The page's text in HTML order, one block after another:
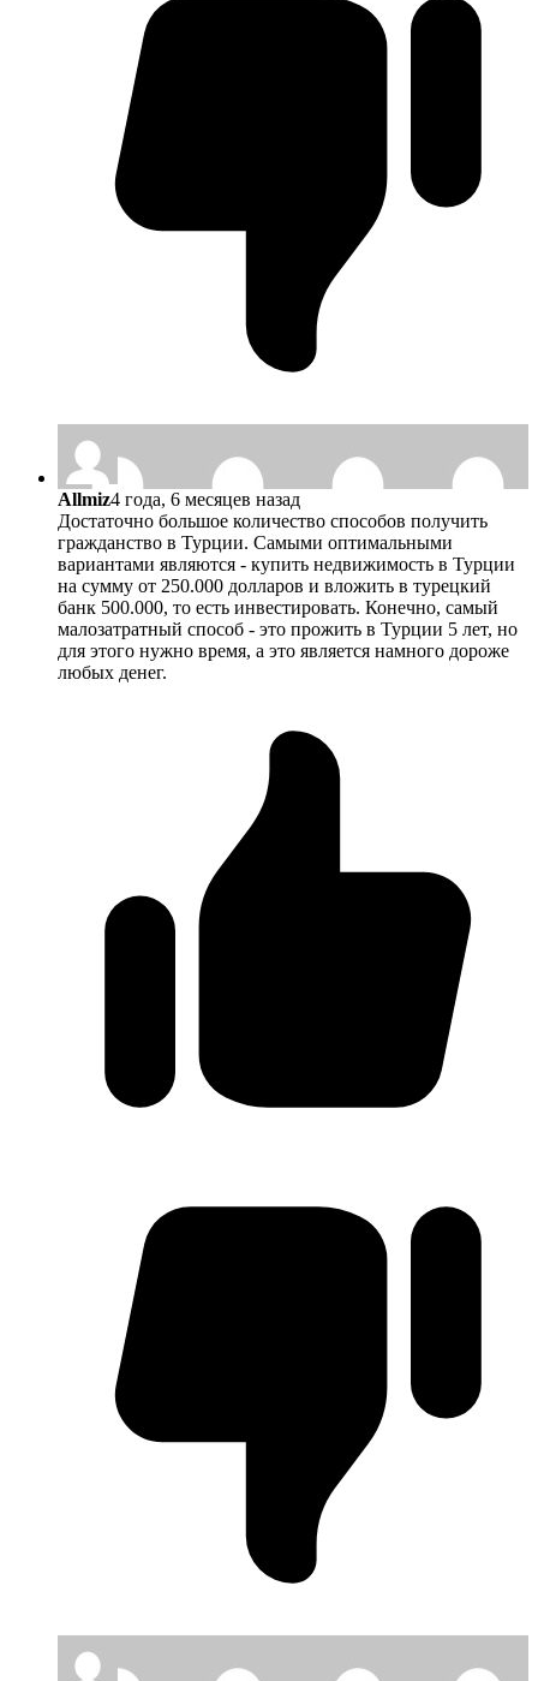
Allmiz4 года, 6 месяцев назад
Достаточно большое количество способов получить
гражданство в Турции. Самыми оптимальными
вариантами являются - купить недвижимость в Турции
на сумму от 250.000 долларов и вложить в турецкий
банк 500.000, то есть инвестировать. Конечно, самый
малозатратный способ - это прожить в Турции 5 лет, но
для этого нужно время, а это является намного дороже
любых денег.